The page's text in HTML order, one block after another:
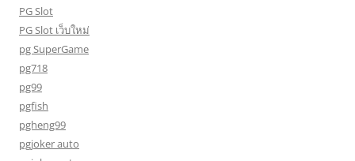
PG Slot
PG Slot เว็บใหม่
pg SuperGame
pg718
pg99
pgfish
pgheng99
pgjoker auto